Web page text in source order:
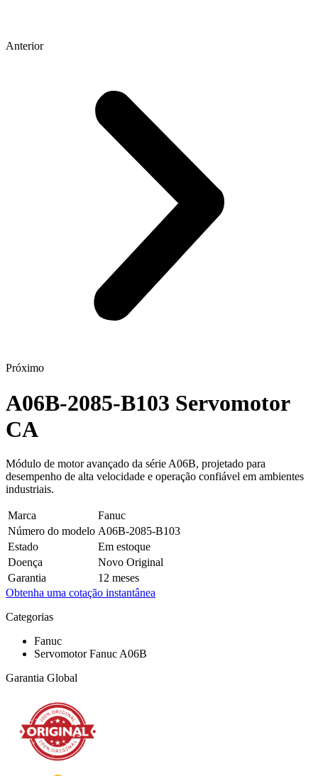
Anterior
Próximo
A06B-2085-B103 Servomotor
CA
Módulo de motor avançado da série A06B, projetado para
desempenho de alta velocidade e operação confiável em ambientes
industriais.
Marca
Fanuc
Número do modelo A06B-2085-B103
Estado
Em estoque
Doença
Novo Original
Garantia
12 meses
Obtenha uma cotação instantânea
Categorias
Fanuc
Servomotor Fanuc A06B
Garantia Global